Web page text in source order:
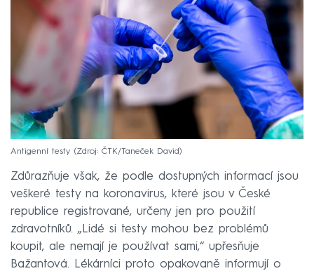
Antigenní testy Zdroj: ČTK/Taneček David
Zdůrazňuje však, že podle dostupných informací jsou
veškeré testy na koronavirus, které jsou v České
republice registrované, určeny jen pro použití
zdravotníků. „Lidé si testy mohou bez problémů
koupit, ale nemají je používat sami,“ upřesňuje
Bažantová. Lékárníci proto opakovaně informují o